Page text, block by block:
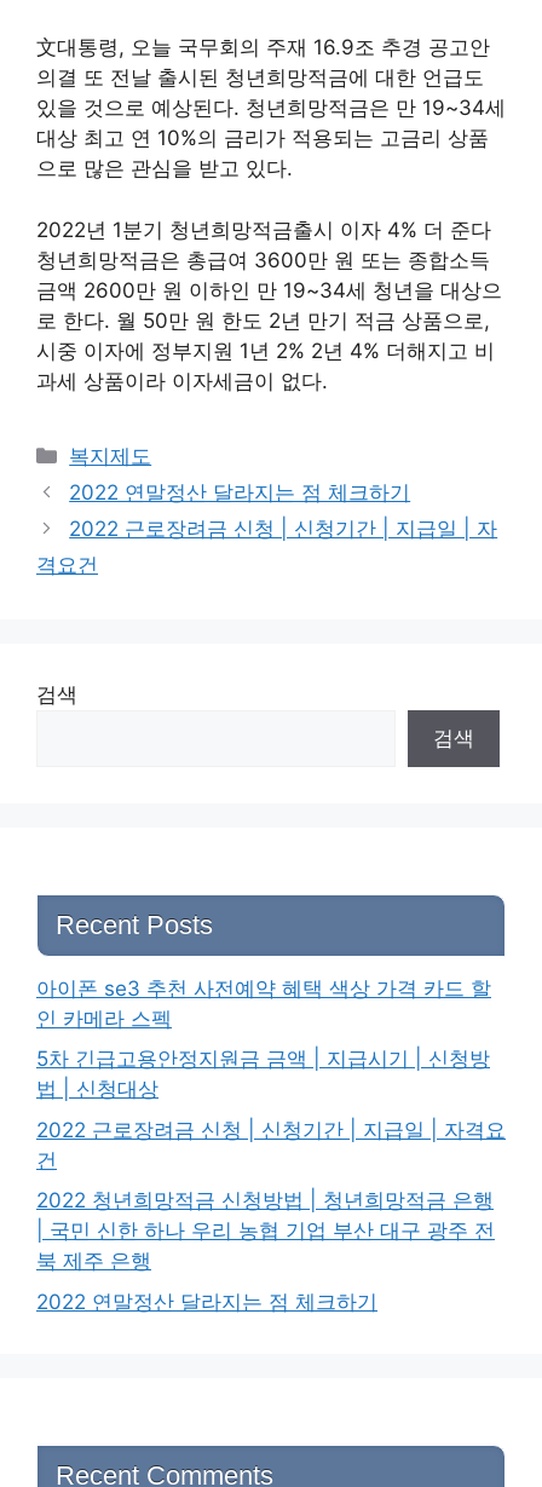
文대통령, 오늘 국무회의 주재 16.9조 추경 공고안
의결 또 전날 출시된 청년희망적금에 대한 언급도
있을 것으로 예상된다. 청년희망적금은 만 19~34세
대상 최고 연 10%의 금리가 적용되는 고금리 상품
으로 많은 관심을 받고 있다.
2022년 1분기 청년희망적금출시 이자 4% 더 준다
청년희망적금은 총급여 3600만 원 또는 종합소득
금액 2600만 원 이하인 만 19~34세 청년을 대상으
로 한다. 월 50만 원 한도 2년 만기 적금 상품으로,
시중 이자에 정부지원 1년 2% 2년 4% 더해지고 비
과세 상품이라 이자세금이 없다.
Categories
복지제도
2022 연말정산 달라지는 점 체크하기
2022 근로장려금 신청 | 신청기간 | 지급일 | 자
격요건
검색
검색
Recent Posts
아이폰 se3 추천 사전예약 혜택 색상 가격 카드 할
인 카메라 스펙
5차 긴급고용안정지원금 금액 | 지급시기 | 신청방
법 | 신청대상
2022 근로장려금 신청 | 신청기간 | 지급일 | 자격요
건
2022 청년희망적금 신청방법 | 청년희망적금 은행
| 국민 신한 하나 우리 농협 기업 부산 대구 광주 전
북 제주 은행
2022 연말정산 달라지는 점 체크하기
Recent Comments